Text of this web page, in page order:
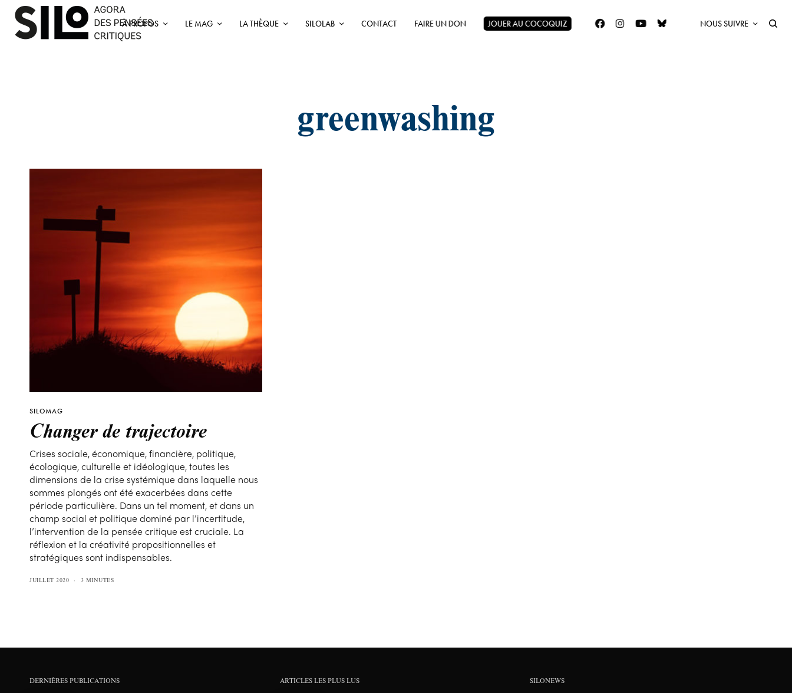
À PROPOS LE MAG LA THÈQUE SILOLAB CONTACT FAIRE UN DON JOUER AU COCOQUIZ NOUS SUIVRE
greenwashing
SILOMAG
Changer de trajectoire
Crises sociale, économique, financière, politique,
écologique, culturelle et idéologique, toutes les
dimensions de la crise systémique dans laquelle nous
sommes plongés ont été exacerbées dans cette
période particulière. Dans un tel moment, et dans un
champ social et politique dominé par l’incertitude,
l’intervention de la pensée critique est cruciale. La
réflexion et la créativité propositionnelles et
stratégiques sont indispensables.
JUILLET 2020 3 MINUTES
DERNIÈRES PUBLICATIONS ARTICLES LES PLUS LUS SILONEWS